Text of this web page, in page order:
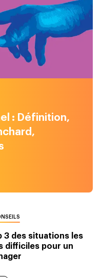
: Définition,
3 des situations les
difficiles pour un